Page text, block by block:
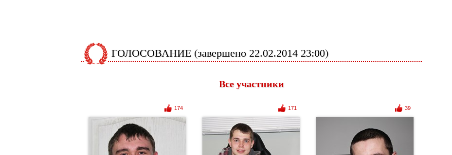
ГОЛОСОВАНИЕ (завершено 22.02.2014 23:00)
Все участники
174 171 39